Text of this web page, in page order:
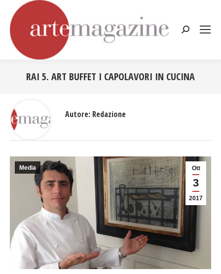
Cerca:
RAI 5. ART BUFFET I CAPOLAVORI IN CUCINA
Ott
3
2017
Media
Autore: Redazione